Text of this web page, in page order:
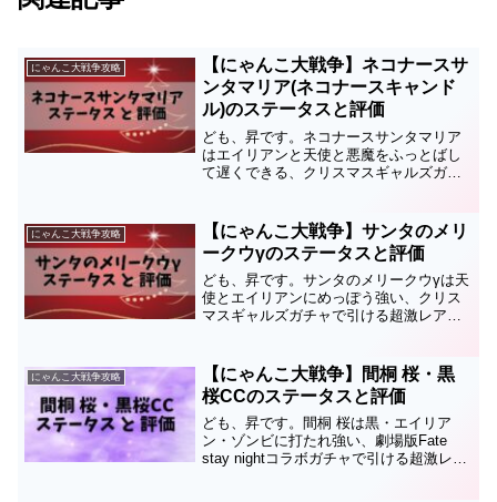
にゃんこ大戦争攻略
【にゃんこ大戦争】ネコナースサ
ンタマリア(ネコナースキャンド
ル)のステータスと評価
ども、昇です。ネコナースサンタマリア
はエイリアンと天使と悪魔をふっとばし
て遅くできる、クリスマスギャルズガチ
です。このページではネコナースサンタ
マリアのステータスと評...
にゃんこ大戦争攻略
【にゃんこ大戦争】サンタのメリ
ークウγのステータスと評価
ども、昇です。サンタのメリークウγは天
使とエイリアンにめっぽう強い、クリス
マスギャルズガチャで引ける超激レアキ
のステータスと評価についてまとめてい
るので、育成の順番や...
にゃんこ大戦争攻略
【にゃんこ大戦争】間桐 桜・黒
桜CCのステータスと評価
ども、昇です。間桐 桜は黒・エイリア
ン・ゾンビに打たれ強い、劇場版Fate
stay nightコラボガチャで引ける超激レア